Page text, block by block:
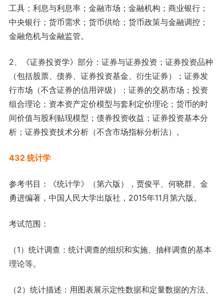
工具；利息与利息率；金融市场；金融机构；商业银行；
中央银行；货币需求；货币供给；货币政策与金融调控；
金融危机与金融监管。
2、《证券投资学》部分：证券与证券投资；证券投资品种
（包括股票、债券、证券投资基金、衍生证券）；证券发
行市场（不含证券的信用评级）；证券的交易市场；投资
组合理论；资本资产定价模型与套利定价理论；货币的时
间价值与股利贴现模型；债券投资收益；证券投资基本分
析；证券投资技术分析（不含市场指标分析法）。
432 统计学
参考书目：《统计学》（第六版），贾俊平、何晓群、金
勇进编著，中国人民大学出版社，2015年11月第六版。
考试范围：
（1）统计调查：统计调查的组织和实施、抽样调查的基本
理论等。
（2）统计描述：用图表展示定性数据和定量数据的方法、